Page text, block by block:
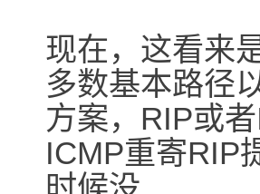
现在，这看来
多数基本路径
方案，RIP或
ICMP重寄RIP